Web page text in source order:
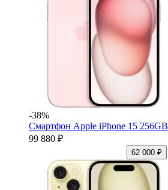
-38%
Смартфон Apple iPhone 15
99 880 ₽
62 000 ₽